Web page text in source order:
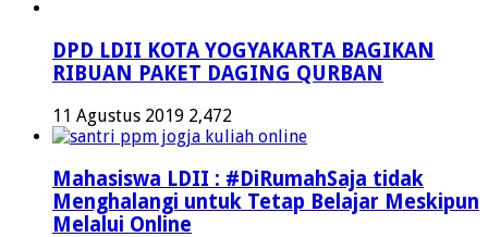
DPD LDII KOTA YOGYAKARTA BAGIKAN
RIBUAN PAKET DAGING QURBAN
11 Agustus 2019 2,472
Mahasiswa LDII : #DiRumahSaja tidak
Menghalangi untuk Tetap Belajar Meskipun
Melalui Online